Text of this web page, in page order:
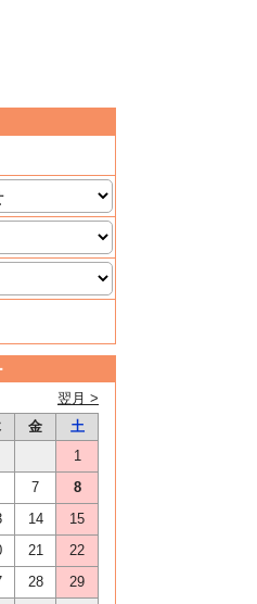
翌月 >
金
土
1
7
8
14
15
21
22
28
29